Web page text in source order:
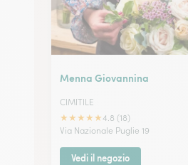
Menna Giovannina
CIMITILE
★★★★★4.8 (18)
Via Nazionale Puglie 19
Vedi il negozio